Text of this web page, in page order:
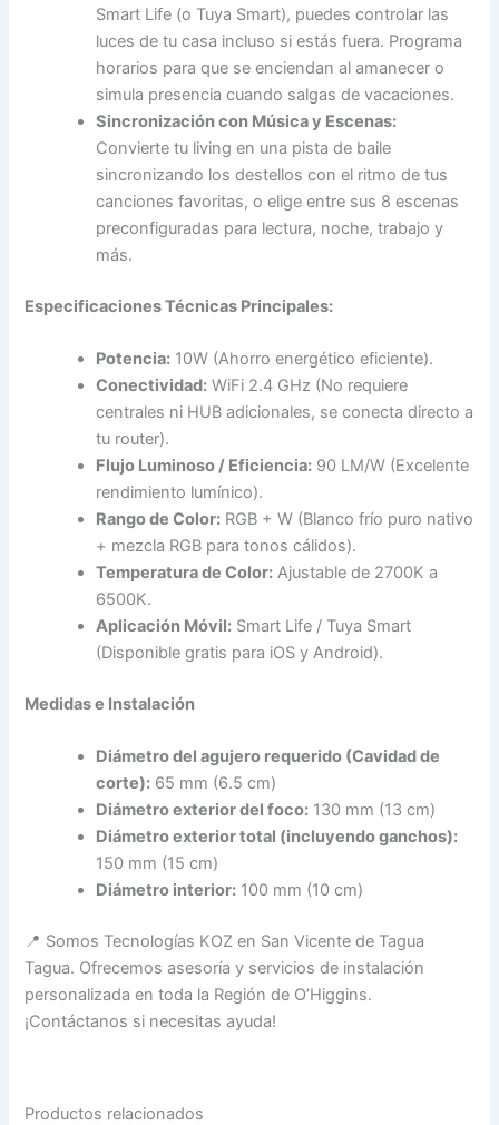
Smart Life (o Tuya Smart), puedes controlar las
luces de tu casa incluso si estás fuera. Programa
horarios para que se enciendan al amanecer o
simula presencia cuando salgas de vacaciones.
Sincronización con Música y Escenas:
Convierte tu living en una pista de baile
sincronizando los destellos con el ritmo de tus
canciones favoritas, o elige entre sus 8 escenas
preconfiguradas para lectura, noche, trabajo y
más.
Especificaciones Técnicas Principales:
Potencia: 10W (Ahorro energético eficiente).
Conectividad: WiFi 2.4 GHz (No requiere
centrales ni HUB adicionales, se conecta directo a
tu router).
Flujo Luminoso / Eficiencia: 90 LM/W (Excelente
rendimiento lumínico).
Rango de Color: RGB + W (Blanco frío puro nativo
+ mezcla RGB para tonos cálidos).
Temperatura de Color: Ajustable de 2700K a
6500K.
Aplicación Móvil: Smart Life / Tuya Smart
(Disponible gratis para iOS y Android).
Medidas e Instalación
Diámetro del agujero requerido (Cavidad de
corte): 65 mm (6.5 cm)
Diámetro exterior del foco: 130 mm (13 cm)
Diámetro exterior total (incluyendo ganchos):
150 mm (15 cm)
Diámetro interior: 100 mm (10 cm)
📍 Somos Tecnologías KOZ en San Vicente de Tagua
Tagua. Ofrecemos asesoría y servicios de instalación
personalizada en toda la Región de O’Higgins.
¡Contáctanos si necesitas ayuda!
Productos relacionados